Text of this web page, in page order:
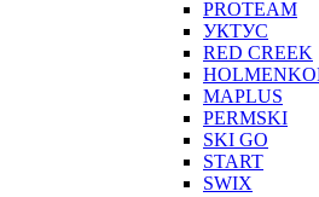
PROTEAM
УКТУС
RED CREEK
MAPLUS
PERMSKI
SKI GO
START
SWIX